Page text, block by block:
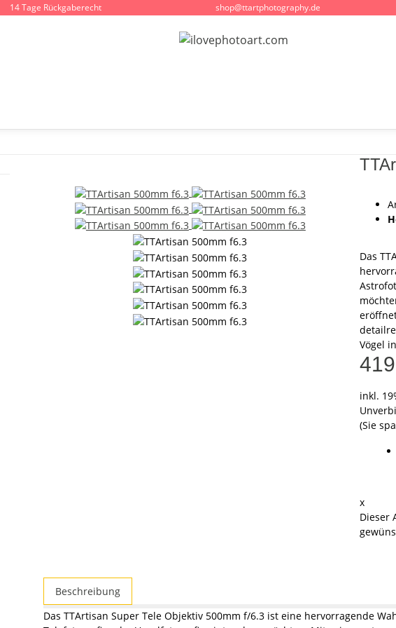
14 Tage Rückgaberecht shop@ttartphotography.de
Das
Vögel
inkl.
(Sie
x
Dieser
Beschreibung
Das TTArtisan Super Tele Objektiv 500mm f/6.3 ist eine hervorragende